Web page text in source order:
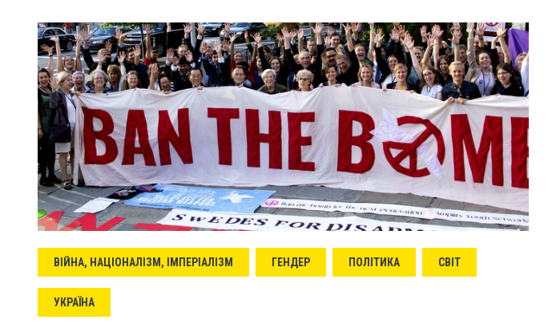
ВІЙНА, НАЦІОНАЛІЗМ, ІМПЕРІАЛІЗМ ГЕНДЕР ПОЛІТИКА СВІТ
УКРАЇНА